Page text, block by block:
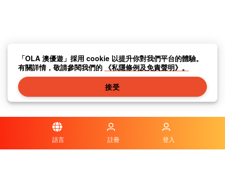
語言 註冊 登入
「OLA 澳優遊」採用 cookie 以提升你對我們平台的體驗。
有關詳情，敬請參閱我們的 《私隱條例及免責聲明》。
接受